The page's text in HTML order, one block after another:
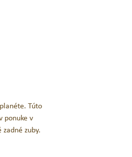
Túto
ponuke v
zuby.